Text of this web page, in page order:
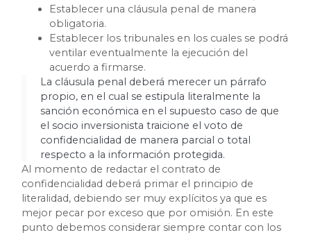
Establecer una cláusula penal de manera
obligatoria.
Establecer los tribunales en los cuales se podrá
ventilar eventualmente la ejecución del
acuerdo a firmarse.
La cláusula penal deberá merecer un párrafo
propio, en el cual se estipula literalmente la
sanción económica en el supuesto caso de que
el socio inversionista traicione el voto de
confidencialidad de manera parcial o total
respecto a la información protegida.
Al momento de redactar el contrato de
confidencialidad deberá primar el principio de
literalidad, debiendo ser muy explícitos ya que es
mejor pecar por exceso que por omisión. En este
punto debemos considerar siempre contar con los